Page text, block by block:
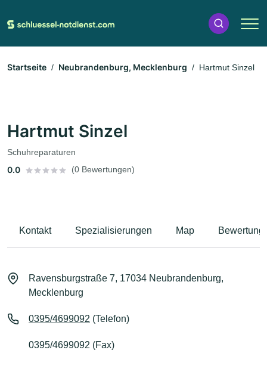
Startseite Neubrandenburg, Mecklenburg Hartmut Sinzel
Hartmut Sinzel
Schuhreparaturen
0.0 (0 Bewertungen)
Kontakt Spezialisierungen Map
Ravensburgstraße 7, 17034 Neubrandenburg,
Mecklenburg
0395/4699092 (Telefon)
0395/4699092 (Fax)